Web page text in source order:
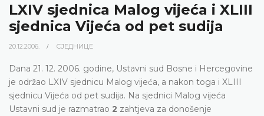
LXIV sjednica Malog vijeća i XLIII
sjednica Vijeća od pet sudija
20.12.2006. СЈЕДНИЦЕ
Dana 21. 12. 2006. godine, Ustavni sud Bosne i Hercegovine
je održao LXIV sjednicu Malog vijeća, a nakon toga i XLIII
sjednicu Vijeća od pet sudija. Na sjednici Malog vijeća
Ustavni sud je razmatrao 2 zahtjeva za donošenje